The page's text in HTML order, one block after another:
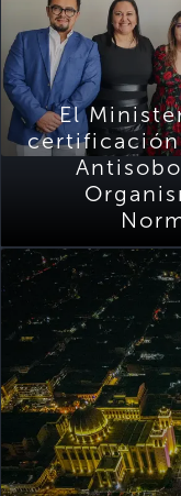
El
certificación